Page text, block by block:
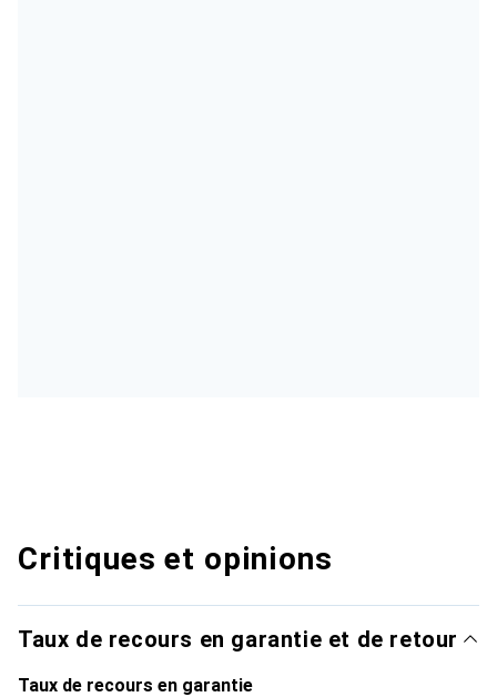
Critiques et opinions
Taux de recours en garantie et de retour
Taux de recours en garantie